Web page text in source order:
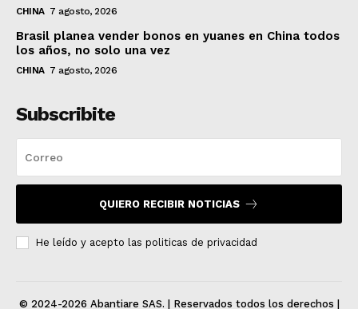
CHINA 7 agosto, 2026
Brasil planea vender bonos en yuanes en China todos
los años, no solo una vez
CHINA 7 agosto, 2026
Subscribite
QUIERO RECIBIR NOTICIAS
He leído y acepto las politicas de privacidad
© 2024-2026 Abantiare SAS. | Reservados todos los derechos |